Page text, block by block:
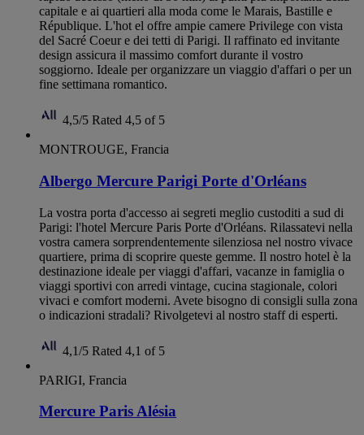
capitale e ai quartieri alla moda come le Marais, Bastille e
République. L'hot el offre ampie camere Privilege con vista
del Sacré Coeur e dei tetti di Parigi. Il raffinato ed invitante
design assicura il massimo comfort durante il vostro
soggiorno. Ideale per organizzare un viaggio d'affari o per un
fine settimana romantico.
4,5/5 Rated 4,5 of 5
MONTROUGE, Francia
Albergo Mercure Parigi Porte d'Orléans
La vostra porta d'accesso ai segreti meglio custoditi a sud di
Parigi: l'hotel Mercure Paris Porte d'Orléans. Rilassatevi nella
vostra camera sorprendentemente silenziosa nel nostro vivace
quartiere, prima di scoprire queste gemme. Il nostro hotel è la
destinazione ideale per viaggi d'affari, vacanze in famiglia o
viaggi sportivi con arredi vintage, cucina stagionale, colori
vivaci e comfort moderni. Avete bisogno di consigli sulla zona
o indicazioni stradali? Rivolgetevi al nostro staff di esperti.
4,1/5 Rated 4,1 of 5
PARIGI, Francia
Mercure Paris Alésia